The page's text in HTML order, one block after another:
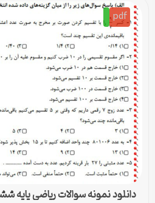
pdf
دانلود نمونه سوالات ریاضی